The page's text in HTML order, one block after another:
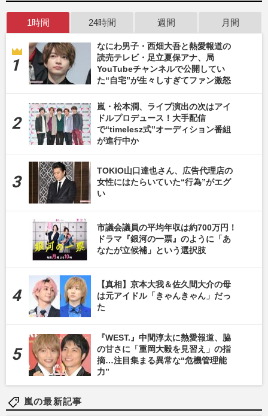
1時間 24時間 週間 月間
なにわ男子・西畑大吾と熱愛報道の
読売テレビ・足立夏保アナ、局
YouTubeチャンネルで公開してい
た“自宅”が生々しすぎてファン激怒
嵐・松本潤、ライブ演出の次はアイ
ドルプロデュース！大手配信
で“timelesz式”オーディション番組
が進行中か
TOKIO山口達也さん、広告代理店の
女性にはたらいていた“行為”がエグ
い
市議会議員の平均年収は約700万円！
ドラマ『銀河の一票』のように「あ
なたが立候補」という選択肢
【真相】京本大我＆佐久間大介の母
は元アイドル「きゃんきゃん」だっ
た
『WEST.』中間淳太に熱愛報道、脇
の甘さに「重岡大毅を見習え」の指
摘…注目集まる異常な“危機管理能
力”
嵐の最新記事